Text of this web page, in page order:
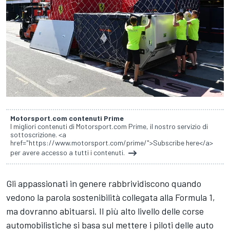
Motorsport.com contenuti Prime
I migliori contenuti di Motorsport.com Prime, il nostro servizio di
sottoscrizione. <a
href="https://www.motorsport.com/prime/">Subscribe here</a>
per avere accesso a tutti i contenuti.
Gli appassionati in genere rabbrividiscono quando
vedono la parola sostenibilità collegata alla Formula 1,
ma dovranno abituarsi. Il più alto livello delle corse
automobilistiche si basa sul mettere i piloti delle auto